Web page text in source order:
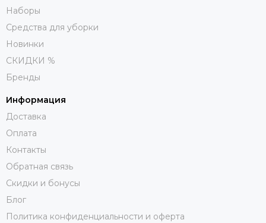
Наборы
Средства для уборки
Новинки
СКИДКИ %
Бренды
Информация
Доставка
Оплата
Контакты
Обратная связь
Скидки и бонусы
Блог
Политика конфиденциальности и оферта